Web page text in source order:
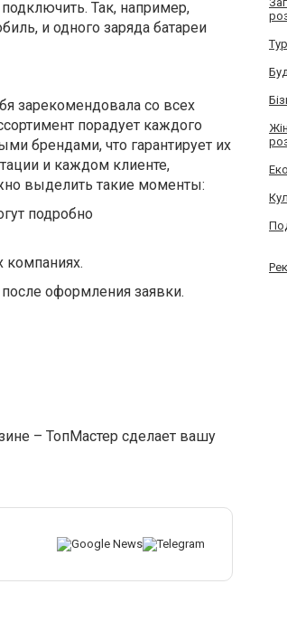
Так, например,
и одного заряда батареи
зарекомендовала со всех
порадует каждого
брендами, что гарантирует их
и каждом клиенте,
выделить такие моменты:
подробно
оформления заявки.
– ТопМастер сделает вашу